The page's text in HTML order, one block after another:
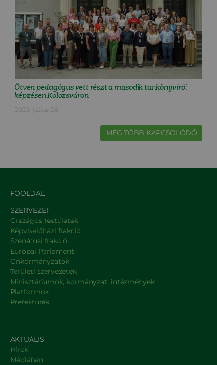
Ötven pedagógus vett részt a második tankönyvírói
képzésen Kolozsváron
2026. július 28.
MÉG TÖBB KAPCSOLÓDÓ
FŐOLDAL
SZERVEZET
Országos testületek
Képviselőházi frakció
Szenátusi frakció
Európai Parlament
Önkormányzatok
Területi szervezetek
Minisztériumok, kormányzati intézmények
Platformok
Prefektúrák
AKTUÁLIS
Hírek
Médiában